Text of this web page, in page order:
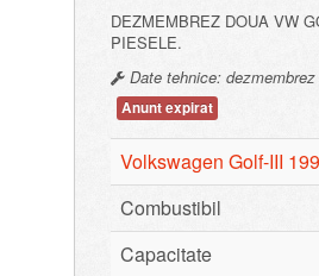
DEZMEMBREZ DOUA VW
PIESELE.
Date tehnice:
Anunt expirat
Volkswagen Golf-III
Combustibil
Capacitate